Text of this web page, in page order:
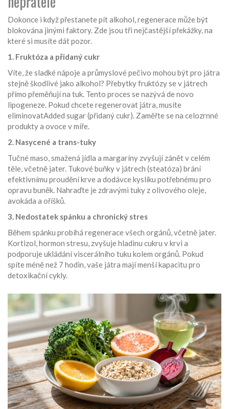
Dokonce i když přestanete pít alkohol, regenerace může být
blokována jinými faktory. Zde jsou tři nejčastější překážky, na
které si musíte dát pozor.
1. Fruktóza a přidaný cukr
Víte, že sladké nápoje a průmyslové pečivo mohou být pro játra
stejně škodlivé jako alkohol? Přebytky fruktózy se v játrech
přímo přeměňují na tuk. Tento proces se nazývá de novo
lipogeneze. Pokud chcete regenerovat játra, musíte
eliminovatAdded sugar (přidaný cukr). Zaměřte se na celozrnné
produkty a ovoce v míře.
2. Nasycené a trans-tuky
Tučné maso, smažená jídla a margaríny zvyšují zánět v celém
těle, včetně jater. Tukové buňky v játrech (steatóza) brání
efektivnímu proudění krve a dodávce kyslíku potřebnému pro
opravu buněk. Nahraďte je zdravými tuky z olivového oleje,
avokáda a oříšků.
3. Nedostatek spánku a chronický stres
Během spánku probíhá regenerace všech orgánů, včetně jater.
Kortizol, hormon stresu, zvyšuje hladinu cukru v krvi a
podporuje ukládání viscerálního tuku kolem orgánů. Pokud
spíte méně než 7 hodin, vaše játra mají menší kapacitu pro
detoxikační cykly.